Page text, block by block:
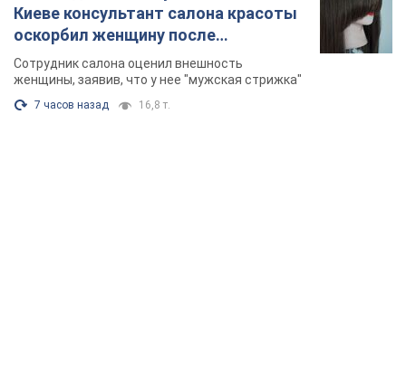
Киеве консультант салона красоты
оскорбил женщину после
химиотерапии, разгорелся скандал.
Фото
Сотрудник салона оценил внешность
женщины, заявив, что у нее "мужская стрижка"
7 часов назад 16,8 т.